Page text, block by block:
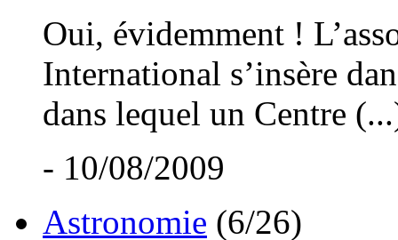
Oui, évidemment !
International s’insère
dans lequel un Centre
- 10/08/2009
Astronomie (6/26)